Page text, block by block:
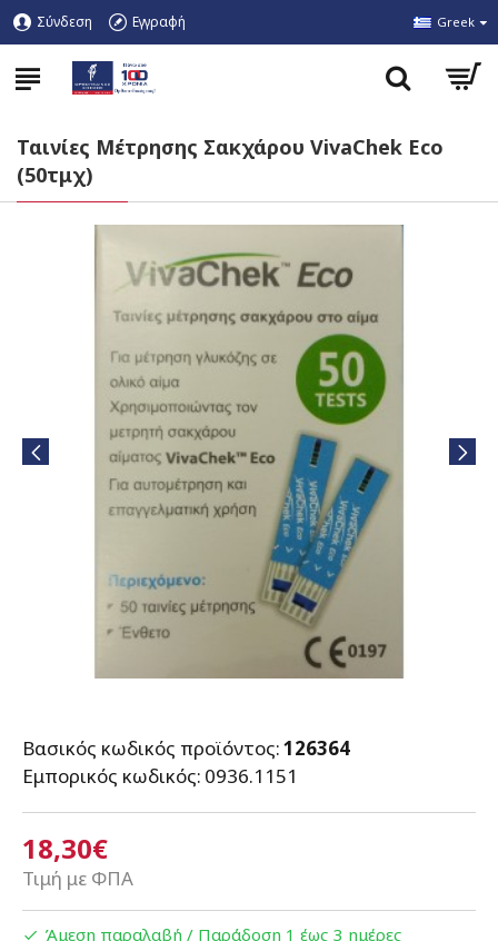
Σύνδεση Εγγραφή Greek
Ταινίες Μέτρησης Σακχάρου VivaChek Eco
(50τμχ)
18,30€
Τιμή με ΦΠΑ
Βασικός κωδικός προϊόντος:126364
Εμπορικός κωδικός: 0936.1151
Άμεση παραλαβή / Παράδoση 1 έως 3 ημέρες